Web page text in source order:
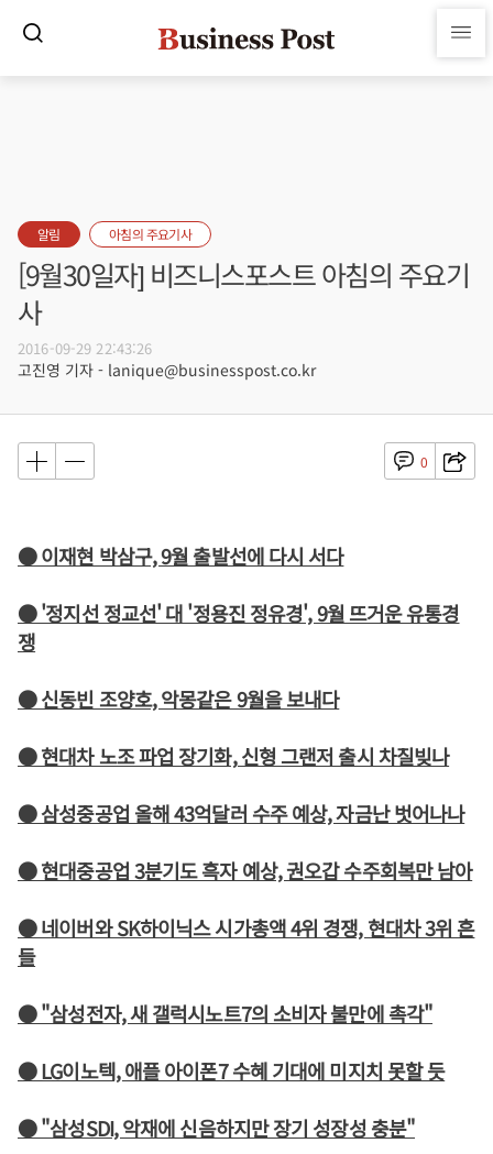
알림 아침의 주요기사
[9월30일자] 비즈니스포스트 아침의 주요기
사
2016-09-29 22:43:26
고진영 기자 - lanique@businesspost.co.kr
0
● 이재현 박삼구, 9월 출발선에 다시 서다
● '정지선 정교선' 대 '정용진 정유경', 9월 뜨거운 유통경
쟁
● 신동빈 조양호, 악몽같은 9월을 보내다
● 현대차 노조 파업 장기화, 신형 그랜저 출시 차질빚나
● 삼성중공업 올해 43억달러 수주 예상, 자금난 벗어나나
● 현대중공업 3분기도 흑자 예상, 권오갑 수주회복만 남아
● 네이버와 SK하이닉스 시가총액 4위 경쟁, 현대차 3위 흔
들
● "삼성전자, 새 갤럭시노트7의 소비자 불만에 촉각"
● LG이노텍, 애플 아이폰7 수혜 기대에 미지치 못할 듯
● "삼성SDI, 악재에 신음하지만 장기 성장성 충분"